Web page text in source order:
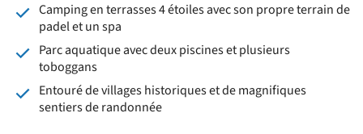
Camping en terrasses 4 étoiles avec son propre terrain de
padel et un spa
Parc aquatique avec deux piscines et plusieurs
toboggans
Entouré de villages historiques et de magnifiques
sentiers de randonnée